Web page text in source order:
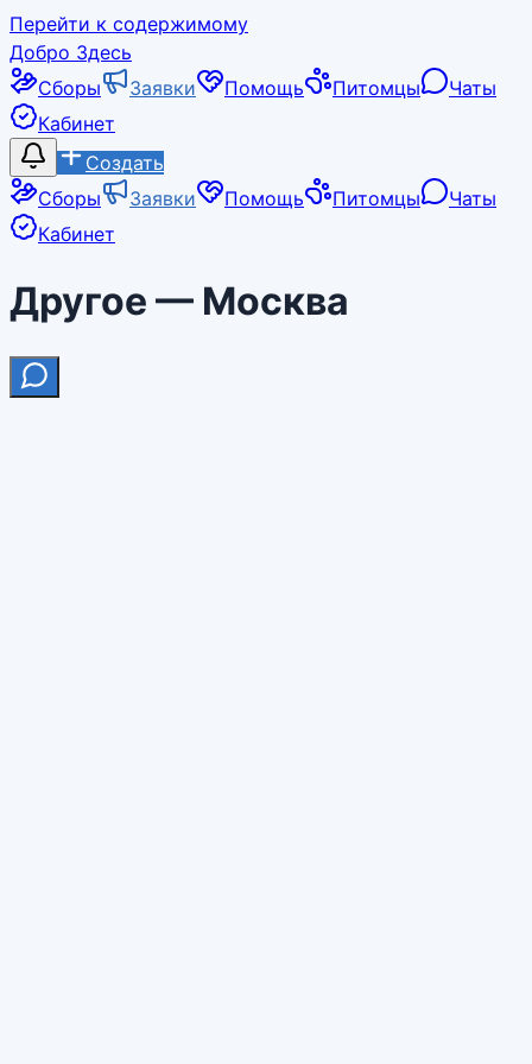
Перейти к содержимому
Добро Здесь
Сборы
Заявки Помощь Питомцы
Чаты
Кабинет
Создать
Сборы
Заявки Помощь Питомцы
Чаты
Кабинет
Другое — Москва